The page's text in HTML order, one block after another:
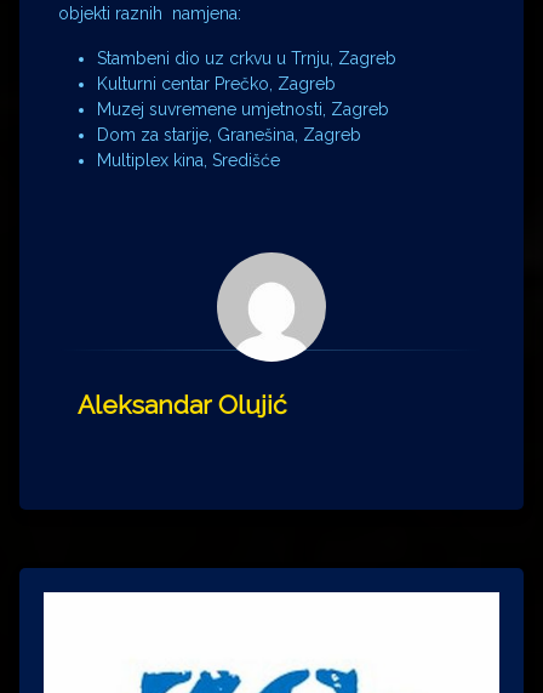
objekti raznih namjena:
Stambeni dio uz crkvu u Trnju, Zagreb
Kulturni centar Prečko, Zagreb
Muzej suvremene umjetnosti, Zagreb
Dom za starije, Granešina, Zagreb
Multiplex kina, Središće
Aleksandar Olujić